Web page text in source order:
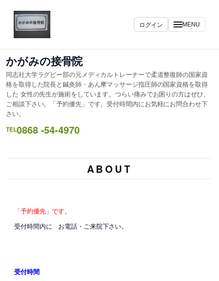
ログイン MENU
かがみの接骨院
同志社大学ラグビー部の元メディカルトレーナーで柔道整復師の国家資
格を取得した院長と鍼灸師・あん摩マッサージ指圧師の国家資格を取得
した 女性の先生が施術をしています。つらい痛みでお困りの方はぜひ、
ご相談下さい。「予約優先」です。受付時間内にお気軽にお問合わせ下
さい。
TEL0868 -54-4970
ABOUT
「予約優先」です。
受付時間内に お電話・ご来院下さい。
受付時間